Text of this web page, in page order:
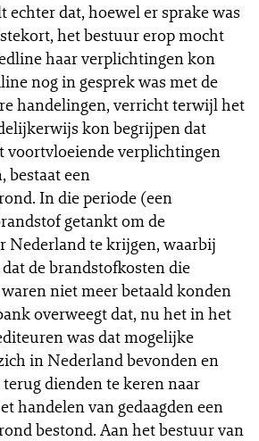
echter dat, hoewel er sprake was
het bestuur erop mocht
haar verplichtingen kon
nog in gesprek was met de
handelingen, verricht terwijl het
kon begrijpen dat
voortvloeiende verplichtingen
bestaat een
In die periode (een
getankt om de
Nederland te krijgen, waarbij
de brandstofkosten die
niet meer betaald konden
overweegt dat, nu het in het
was dat mogelijke
in Nederland bevonden en
dienden te keren naar
handelen van gedaagden een
bestond. Aan het bestuur van